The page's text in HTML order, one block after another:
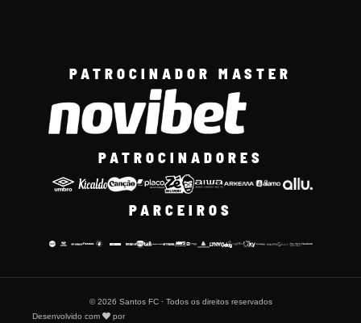
PATROCINADOR MASTER
PATROCINADORES
PARCEIROS
© 2026 Santos FC · Todos os direitos reservados
Desenvolvido com
por